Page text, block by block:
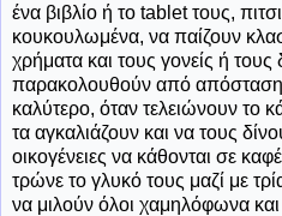
ένα βιβλίο ή το tablet τους,
κουκουλωμένα, να παίζουν
χρήματα και τους γονείς ή
παρακολουθούν από απόσταση
καλύτερο, όταν τελειώνουν το
τα αγκαλιάζουν και να τους
οικογένειες να κάθονται σε
τρώνε το γλυκό τους μαζί με
να μιλούν όλοι χαμηλόφωνα